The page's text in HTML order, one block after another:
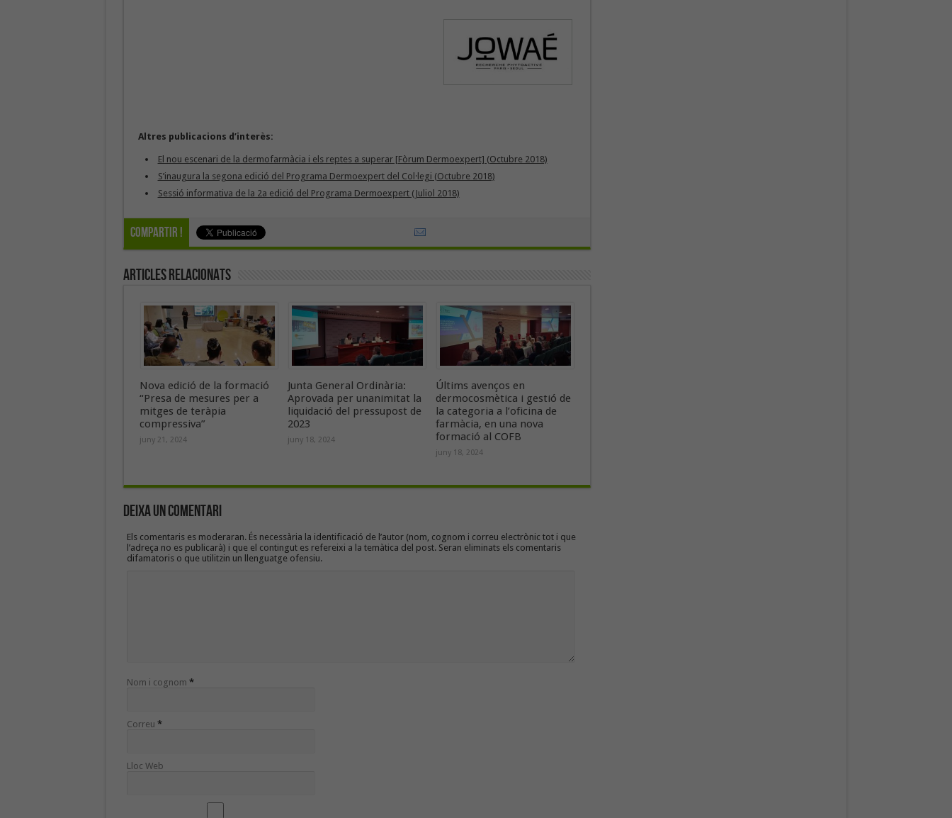
Altres publicacions d’interès:
El nou escenari de la dermofarmàcia i els reptes a superar [Fòrum Dermoexpert] (Octubre 2018)
S’inaugura la segona edició del Programa Dermoexpert del Col·legi (Octubre 2018)
Sessió informativa de la 2a edició del Programa Dermoexpert (Juliol 2018)
Compartir !
Articles Relacionats
Nova edició de la formació
“Presa de mesures per a
mitges de teràpia
compressiva”
juny 21, 2024
Junta General Ordinària:
Aprovada per unanimitat la
liquidació del pressupost de
2023
juny 18, 2024
Últims avenços en
dermocosmètica i gestió de
la categoria a l’oficina de
farmàcia, en una nova
formació al COFB
juny 18, 2024
Deixa un Comentari
Els comentaris es moderaran. És necessària la identificació de l’autor (nom, cognom i correu electrònic tot i que
l’adreça no es publicarà) i que el contingut es refereixi a la temàtica del post. Seran eliminats els comentaris
difamatoris o que utilitzin un llenguatge ofensiu.
Nom i cognom *
Correu *
Lloc Web